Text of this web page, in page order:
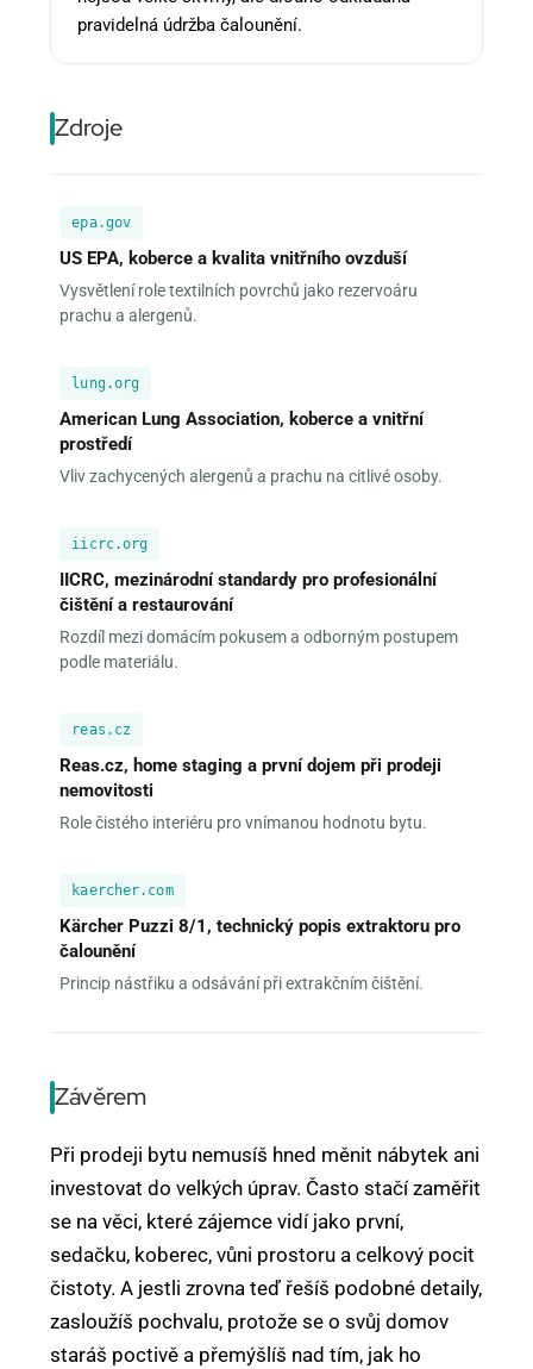
pravidelná údržba čalounění.
Zdroje
epa.gov
US EPA, koberce a kvalita vnitřního ovzduší
Vysvětlení role textilních povrchů jako rezervoáru
prachu a alergenů.
lung.org
American Lung Association, koberce a vnitřní
prostředí
Vliv zachycených alergenů a prachu na citlivé osoby.
iicrc.org
IICRC, mezinárodní standardy pro profesionální
čištění a restaurování
Rozdíl mezi domácím pokusem a odborným postupem
podle materiálu.
reas.cz
Reas.cz, home staging a první dojem při prodeji
nemovitosti
Role čistého interiéru pro vnímanou hodnotu bytu.
kaercher.com
Kärcher Puzzi 8/1, technický popis extraktoru pro
čalounění
Princip nástřiku a odsávání při extrakčním čištění.
Závěrem
Při prodeji bytu nemusíš hned měnit nábytek ani
investovat do velkých úprav. Často stačí zaměřit
se na věci, které zájemce vidí jako první,
sedačku, koberec, vůni prostoru a celkový pocit
čistoty. A jestli zrovna teď řešíš podobné detaily,
zasloužíš pochvalu, protože se o svůj domov
staráš poctivě a přemýšlíš nad tím, jak ho